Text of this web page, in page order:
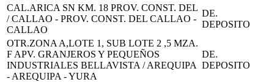
CAL.ARICA SN KM. 18 PROV. CONST. DEL
/ CALLAO - PROV. CONST. DEL CALLAO -
CALLAO
DE.
DEPOSITO
OTR.ZONA A,LOTE 1, SUB LOTE 2 ,5 MZA.
F APV. GRANJEROS Y PEQUEÑOS
INDUSTRIALES BELLAVISTA / AREQUIPA
- AREQUIPA - YURA
DE.
DEPOSITO